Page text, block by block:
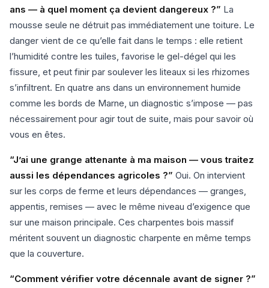
ans — à quel moment ça devient dangereux ?” La
mousse seule ne détruit pas immédiatement une toiture. Le
danger vient de ce qu’elle fait dans le temps : elle retient
l’humidité contre les tuiles, favorise le gel-dégel qui les
fissure, et peut finir par soulever les liteaux si les rhizomes
s’infiltrent. En quatre ans dans un environnement humide
comme les bords de Marne, un diagnostic s’impose — pas
nécessairement pour agir tout de suite, mais pour savoir où
vous en êtes.
“J’ai une grange attenante à ma maison — vous traitez
aussi les dépendances agricoles ?” Oui. On intervient
sur les corps de ferme et leurs dépendances — granges,
appentis, remises — avec le même niveau d’exigence que
sur une maison principale. Ces charpentes bois massif
méritent souvent un diagnostic charpente en même temps
que la couverture.
“Comment vérifier votre décennale avant de signer ?”